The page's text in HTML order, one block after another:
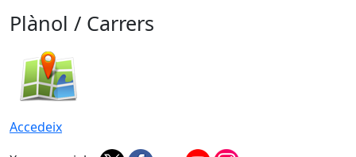
Plànol / Carrers
Accedeix